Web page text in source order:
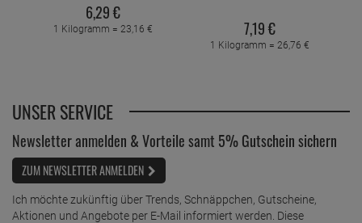
6,29€
1 Kilogramm = 23, 16 € 7,19€
1 Kilogramm = 26, 76 €
UNSER SERVICE
Newsletter anmelden & Vorteile samt 5% Gutschein sichern
ZUM NEWSLETTER ANMELDEN
Ich möchte zukünftig über Trends, Schnäppchen, Gutscheine,
Aktionen und Angebote per E-Mail informiert werden. Diese